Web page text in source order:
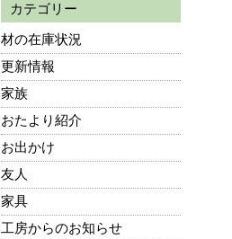
カテゴリー
材の在庫状況
更新情報
家族
おたより紹介
お出かけ
友人
家具
工房からのお知らせ